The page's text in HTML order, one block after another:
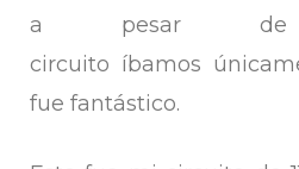
a pesar
circuito íbamos
fue fantástico.